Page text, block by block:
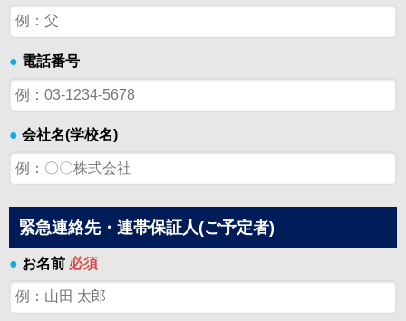
● 電話番号
● 会社名(学校名)
緊急連絡先・連帯保証人(ご予定者)
● お名前 必須